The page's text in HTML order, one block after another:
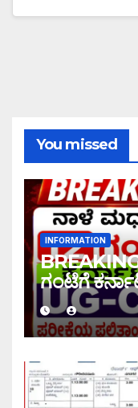
You missed
INFORMATION
ಗಂಟೆಗೆ
ಫಲಿತಾಂಶ
2026